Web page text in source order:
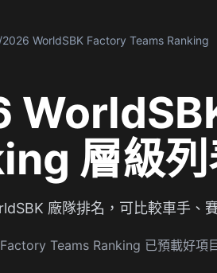
/2026 WorldSBK Factory Teams Ranking
層級
廠隊排名，可比較車手、
Teams Ranking 已預載好項